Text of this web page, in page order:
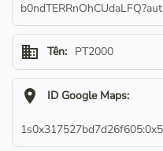
business Tên: PT2000
location_on ID Google Maps: